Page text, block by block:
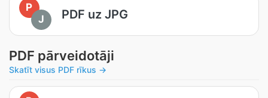
P
J
PDF uz JPG
PDF pārveidotāji
Skatīt visus PDF rīkus →